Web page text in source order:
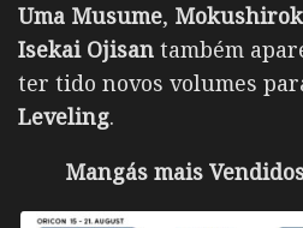
Uma Musume,
Isekai Ojisan também
ter tido novos volumes
Leveling.
Mangás mais